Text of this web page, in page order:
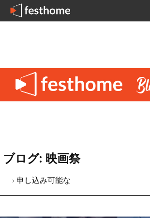
ブログ: 映画祭
› 申し込み可能な